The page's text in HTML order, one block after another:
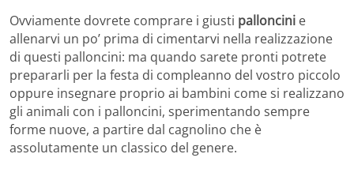
Ovviamente dovrete comprare i giusti palloncini e
allenarvi un po’ prima di cimentarvi nella realizzazione
di questi palloncini: ma quando sarete pronti potrete
prepararli per la festa di compleanno del vostro piccolo
oppure insegnare proprio ai bambini come si realizzano
gli animali con i palloncini, sperimentando sempre
forme nuove, a partire dal cagnolino che è
assolutamente un classico del genere.